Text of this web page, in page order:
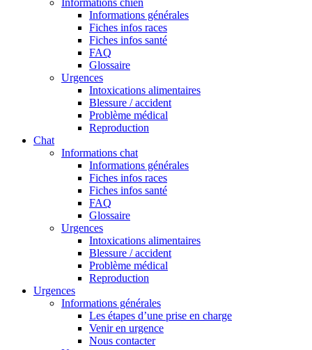
Informations chien
Informations générales
Fiches infos races
Fiches infos santé
FAQ
Glossaire
Urgences
Intoxications alimentaires
Blessure / accident
Problème médical
Reproduction
Chat
Informations chat
Informations générales
Fiches infos races
Fiches infos santé
FAQ
Glossaire
Urgences
Intoxications alimentaires
Blessure / accident
Problème médical
Reproduction
Urgences
Informations générales
Les étapes d’une prise en charge
Venir en urgence
Nous contacter